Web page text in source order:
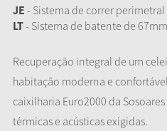
JE - Sistema de correr
LT- Sistema de batente de
Recuperação integral de um
habitação moderna e
caixilharia Euro2000 da
térmicas e acústicas exigidas.